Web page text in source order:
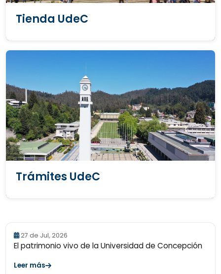
Tienda UdeC
Trámites UdeC
27 de Jul, 2026
El patrimonio vivo de la Universidad de Concepción
Leer más